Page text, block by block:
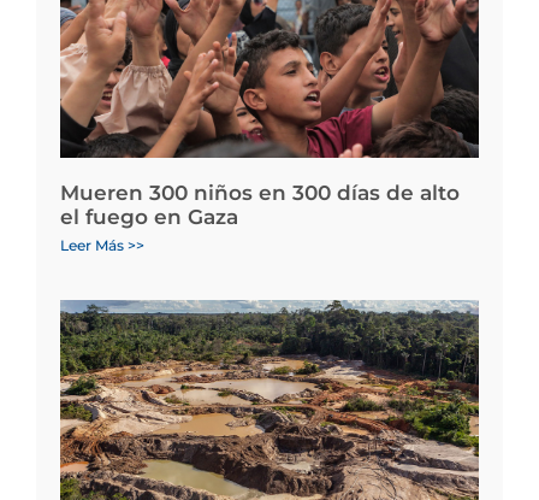
Mueren 300 niños en 300 días de alto
el fuego en Gaza
Leer Más >>